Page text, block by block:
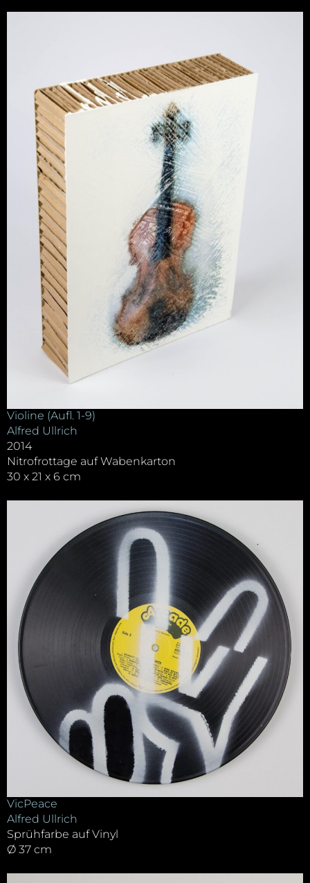
Violine (Aufl. 1-9)
Alfred Ullrich
2014
Nitrofrottage auf Wabenkarton
30 x 21 x 6 cm
VicPeace
Alfred Ullrich
Sprühfarbe auf Vinyl
Ø 37 cm